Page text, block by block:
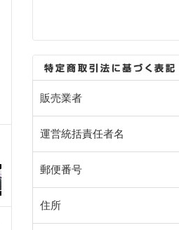
販売業者
運営統括責任者名
郵便番号
住所